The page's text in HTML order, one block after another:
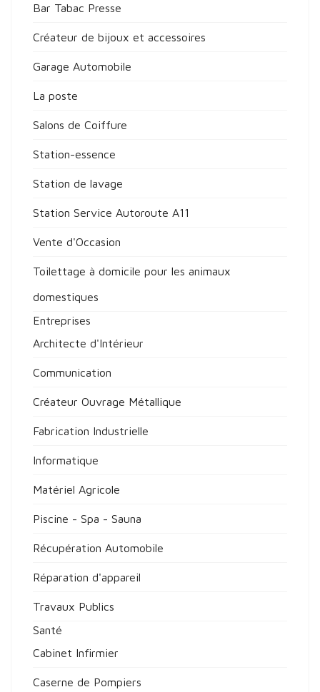
Bar Tabac Presse
Créateur de bijoux et accessoires
Garage Automobile
La poste
Salons de Coiffure
Station-essence
Station de lavage
Station Service Autoroute A11
Vente d'Occasion
Toilettage à domicile pour les animaux
domestiques
Entreprises
Architecte d'Intérieur
Communication
Créateur Ouvrage Métallique
Fabrication Industrielle
Informatique
Matériel Agricole
Piscine - Spa - Sauna
Récupération Automobile
Réparation d'appareil
Travaux Publics
Santé
Cabinet Infirmier
Caserne de Pompiers